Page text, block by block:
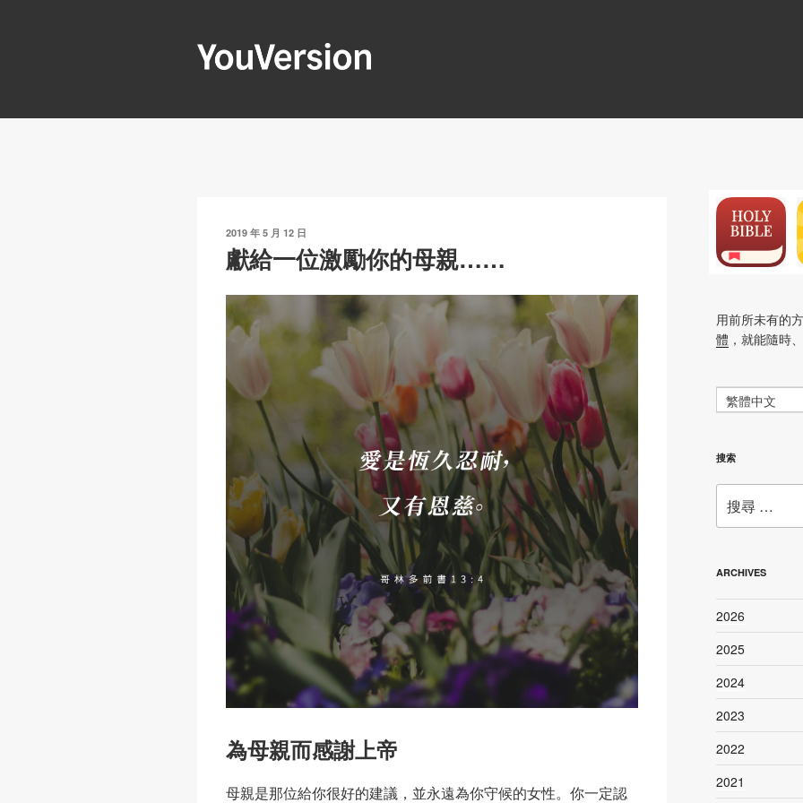
發
表
於
2019 年 5 月 12 日
獻給一位激勵你的母親……
為母親而感謝上帝
母親是那位給你很好的建議，並永遠為你守候的女性。你一定認
用前所未有的
體 ，就能隨時
繁體中文
搜索
尋：
ARCHIVES
2026
2025
2024
2023
2022
2021